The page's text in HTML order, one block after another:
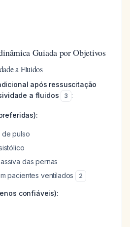
Guiada por Objetivos
a Fluidos
após ressuscitação
a fluidos
3 :
de pulso
das pernas
pacientes ventilados
2
confiáveis):